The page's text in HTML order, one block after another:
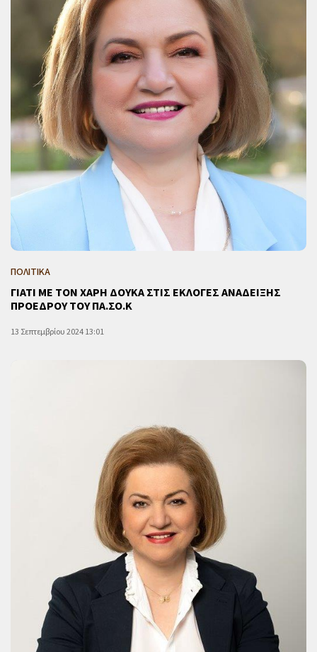
ΠΟΛΙΤΙΚΑ
ΓΙΑΤΙ ΜΕ ΤΟΝ ΧΑΡΗ ΔΟΥΚΑ ΣΤΙΣ ΕΚΛΟΓΕΣ ΑΝΑΔΕΙΞΗΣ
ΠΡΟΕΔΡΟΥ ΤΟΥ ΠΑ.ΣΟ.Κ
13 Σεπτεμβρίου 2024 13:01